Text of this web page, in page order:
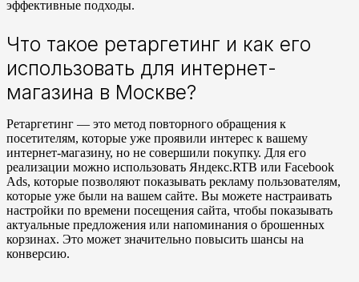
эффективные подходы.
Что такое ретаргетинг и как его
использовать для интернет-
магазина в Москве?
Ретаргетинг — это метод повторного обращения к
посетителям, которые уже проявили интерес к вашему
интернет-магазину, но не совершили покупку. Для его
реализации можно использовать Яндекс.RTB или Facebook
Ads, которые позволяют показывать рекламу пользователям,
которые уже были на вашем сайте. Вы можете настраивать
настройки по времени посещения сайта, чтобы показывать
актуальные предложения или напоминания о брошенных
корзинах. Это может значительно повысить шансы на
конверсию.